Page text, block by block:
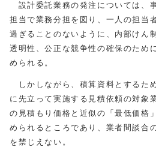
設計委託業務の発注については、
担当で業務分担を図り、一人の担当
過ぎることのないように、内部けん
透明性、公正な競争性の確保のため
められる。
しかしながら、積算資料とするた
に先立って実施する見積依頼の対象
の見積もり価格と近似の「最低価格
められるところであり、業者間談合
を禁じえない。